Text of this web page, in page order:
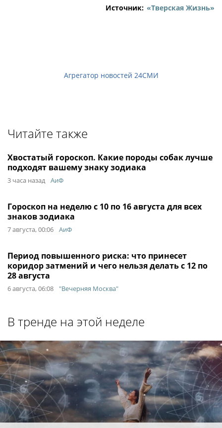
Источник: «Тверская Жизнь»
Агрегатор новостей 24СМИ
Читайте также
Хвостатый гороскоп. Какие породы собак лучше
подходят вашему знаку зодиака
3 часа назад АиФ
Гороскоп на неделю с 10 по 16 августа для всех
знаков зодиака
7 августа, 00:06 АиФ
Период повышенного риска: что принесет
коридор затмений и чего нельзя делать с 12 по
28 августа
6 августа, 06:08 "Вечерняя Москва"
В тренде на этой неделе